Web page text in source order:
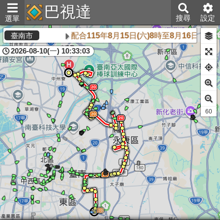
選單 巴視達 搜尋 設定
臺南市 配合115年8月15日(六)8時至8月16日(日
2026-08-10(一) 10:33:03
60